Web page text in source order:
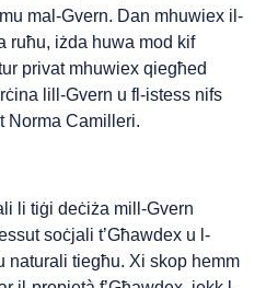
mal-Gvern. Dan mhuwiex il-
ruħu, iżda huwa mod kif
privat mhuwiex qiegħed
lill-Gvern u fl-istess nifs
Norma Camilleri.
li tiġi deċiża mill-Gvern
soċjali t’Għawdex u l-
naturali tiegħu. Xi skop hemm